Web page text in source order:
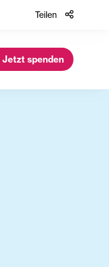
Teilen
Jetzt spenden